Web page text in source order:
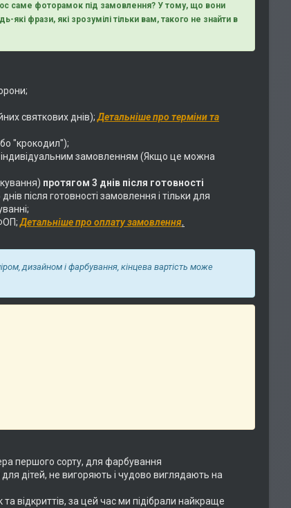
саме фоторамок під замовлення? У тому, що вони
які фрази, які зрозумілі тільки вам, такого не знайти в
святкових днів);Детальніше про терміни та
"крокодил");
замовленням (Якщо це можна
протягом 3 днів після готовності
після готовності замовлення і тільки для
Детальніше про оплату замовлення.
дизайном і фарбування, кінцева вартість може
першого сорту, для фарбування
дітей, не вигоряють і чудово виглядають на
відкриттів, за цей час ми підібрали найкраще